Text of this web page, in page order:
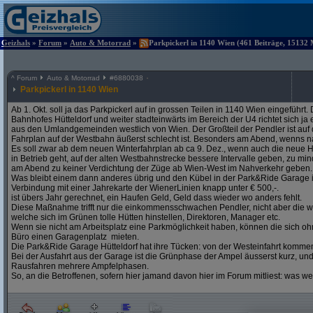
Geizhals » Forum » Auto & Motorrad » Parkpickerl in 1140 Wien (461 Beiträge, 15132
^ Forum Auto & Motorrad #6880038
Parkpickerl in 1140 Wien
Ab 1. Okt. soll ja das Parkpickerl auf in grossen Teilen in 1140 Wien
Bahnhofes Hütteldorf und weiter stadteinwärts im Bereich der U4 richtet sich
aus den Umlandgemeinden westlich von Wien. Der Großteil der Pendler ist
Fahrplan auf der Westbahn äußerst schlecht ist. Besonders am Abend, wenns
Es soll zwar ab dem neuen Winterfahrplan ab ca 9. Dez., wenn auch die neue
in Betrieb geht, auf der alten Westbahnstrecke bessere Intervalle geben, zu
am Abend zu keiner Verdichtung der Züge ab Wien-West im Nahverkehr geben.
Was bleibt einem dann anderes übrig und den Kübel in der Park&Ride Garage
Verbindung mit einer Jahrekarte der WienerLinien knapp unter € 500,-.
ist übers Jahr gerechnet, ein Haufen Geld, Geld dass wieder wo anders fehlt.
Diese Maßnahme trifft nur die einkommensschwachen Pendler, nicht aber die
welche sich im Grünen tolle Hütten hinstellen, Direktoren, Manager etc.
Wenn sie nicht am Arbeitsplatz eine Parkmöglichkeit haben, können die sich
Büro einen Garagenplatz mieten.
Die Park&Ride Garage Hütteldorf hat ihre Tücken: von der Westeinfahrt
Bei der Ausfahrt aus der Garage ist die Grünphase der Ampel äusserst kurz,
Rausfahren mehrere Ampfelphasen.
So, an die Betroffenen, sofern hier jamand davon hier im Forum mitliest: was